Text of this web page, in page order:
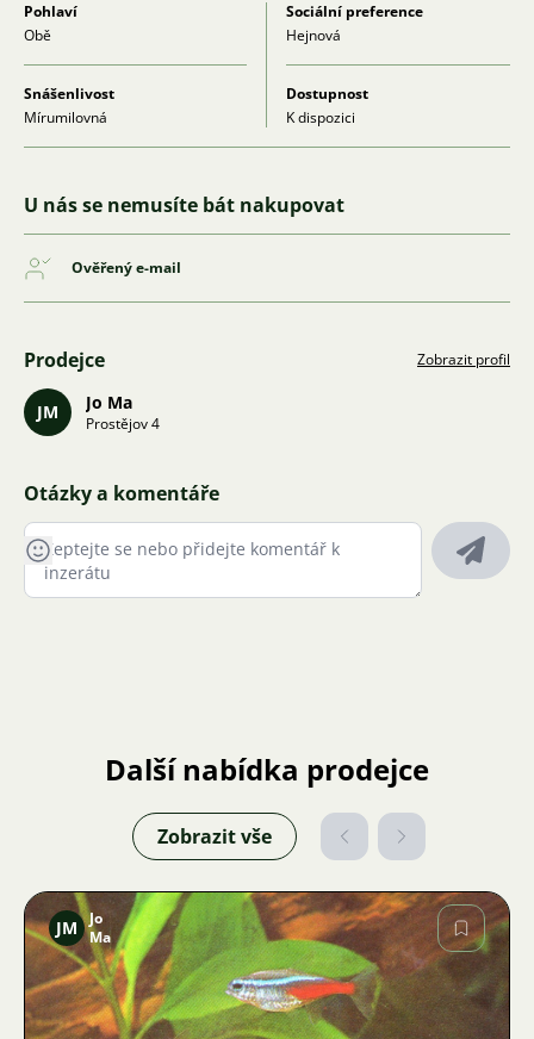
Pohlaví
Obě
Sociální preference
Hejnová
Snášenlivost
Mírumilovná
Dostupnost
K dispozici
U nás se nemusíte bát nakupovat
Ověřený e-mail
Prodejce Zobrazit profil
JM Jo Ma
Prostějov 4
Otázky a komentáře
Další nabídka prodejce
Zobrazit vše
Obrázek
JM
Jo
Ma